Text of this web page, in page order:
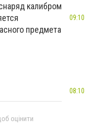
калибром
предмета
оцінити
09:10
08:10